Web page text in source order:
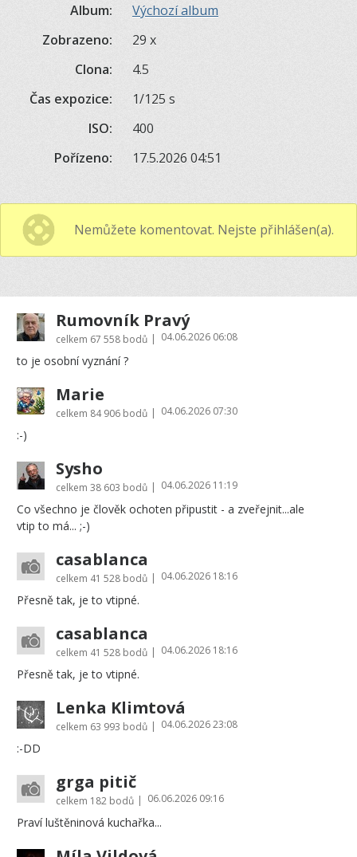
Album:
Výchozí album
Zobrazeno:
29 x
Clona:
4.5
Čas expozice:
1/125 s
ISO:
400
Pořízeno:
17.5.2026 04:51
Nemůžete komentovat. Nejste přihlášen(a).
Rumovník Pravý
celkem 67 558 bodů | 04.06.2026 06:08
to je osobní vyznání ?
Marie
celkem 84 906 bodů | 04.06.2026 07:30
:-)
Sysho
celkem 38 603 bodů | 04.06.2026 11:19
Co všechno je člověk ochoten připustit - a zveřejnit...ale
vtip to má... ;-)
casablanca
celkem 41 528 bodů | 04.06.2026 18:16
Přesně tak, je to vtipné.
casablanca
celkem 41 528 bodů | 04.06.2026 18:16
Přesně tak, je to vtipné.
Lenka Klimtová
celkem 63 993 bodů | 04.06.2026 23:08
:-DD
grga pitič
celkem 182 bodů | 06.06.2026 09:16
Praví luštěninová kuchařka...